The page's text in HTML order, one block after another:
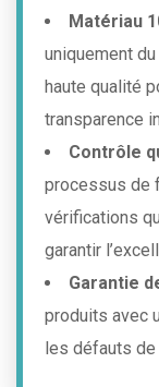
Matériau
uniquement
haute qualité
transparence
Contrôle
processus de
vérifications
garantir
Garantie
produits avec
les défauts de